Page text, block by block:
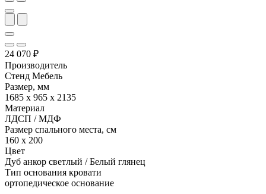
24 070 ₽
Производитель
Стенд Мебель
Размер, мм
1685 х 965 х 2135
Материал
ЛДСП / МДФ
Размер спального места, см
160 х 200
Цвет
Дуб анкор светлый / Белый глянец
Тип основания кровати
ортопедическое основание